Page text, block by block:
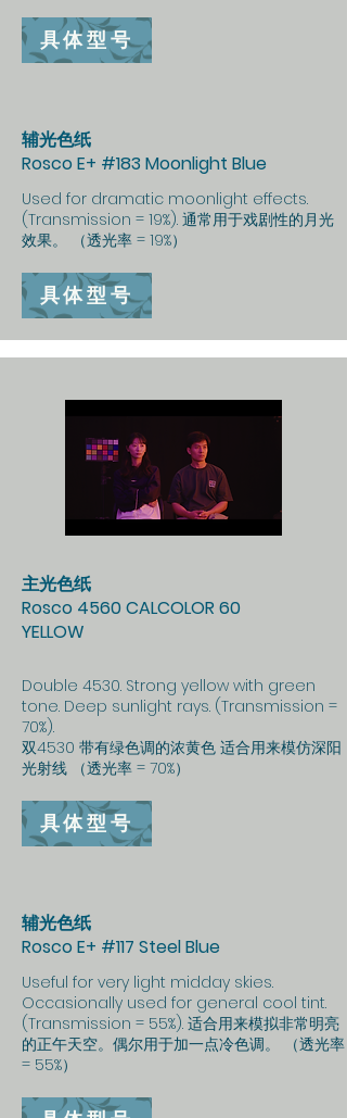
具体型号
辅光色纸
Rosco E+ #183 Moonlight Blue
Used for dramatic moonlight effects.
(Transmission = 19%). 通常用于戏剧性的月光
效果。 （透光率 = 19%）
具体型号
主光色纸
Rosco 4560 CALCOLOR 60
YELLOW
Double 4530. Strong yellow with green
tone. Deep sunlight rays. (Transmission =
70%).
双4530 带有绿色调的浓黄色 适合用来模仿深阳
光射线 （透光率 = 70%）
具体型号
辅光色纸
Rosco E+ #117 Steel Blue
Useful for very light midday skies.
Occasionally used for general cool tint.
(Transmission = 55%). 适合用来模拟非常明亮
的正午天空。偶尔用于加一点冷色调。 （透光率
= 55%）